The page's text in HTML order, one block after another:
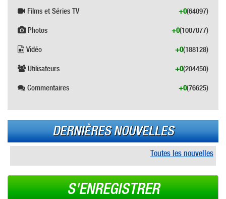
Films et Séries TV (64097)
+0
Photos (1007077)
+0
Vidéo (188128)
+0
Utilisateurs (204450)
+0
Commentaires (76625)
+0
DERNIÈRES NOUVELLES
Toutes les nouvelles
S'ENREGISTRER